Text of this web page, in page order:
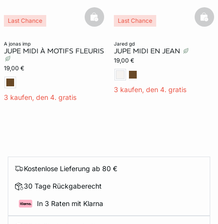
a jonas imp
JUPE MIDI À MOTIFS FLEURIS
19,00 €
3 kaufen, den 4. gratis
Last Chance basketfull
jared gd
JUPE MIDI EN JEAN
19,00 €
3 kaufen, den 4. gratis
Last Chance
Kostenlose Lieferung ab 80 €
30 Tage Rückgaberecht
In 3 Raten mit Klarna